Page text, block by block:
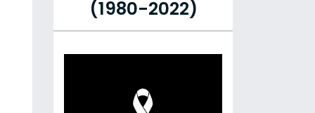
(1980-2022)